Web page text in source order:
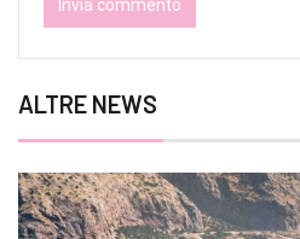
ALTRE NEWS